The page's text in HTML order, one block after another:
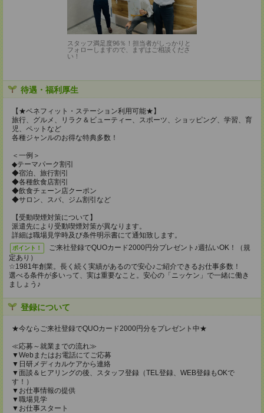
スタッフ満足度96％！担当者がしっかりと
フォローしますので、まずはご相談くださ
い！
待遇・福利厚生
【★ベネフィット・ステーション利用可能★】
旅行、グルメ、リラク＆ビューティー、スポーツ、ショッピング、学習、育
児、ペットなど
各種ジャンルのお得な特典多数！
＜一例＞
◆テーマパーク割引
◆宿泊、旅行割引
◆各種飲食店割引
◆飲食チェーン店クーポン
◆サロン、スパ、ジム割引など
【受動喫煙対策について】
派遣先により受動喫煙対策が異なります。
詳細は職場見学時及び条件明示書にて通知致します。
ポイント！
ご来社登録でQUOカード2000円分プレゼント♪週払いOK！（規
定あり）
☆1981年創業。長く続く実績があるので安心♪ご紹介できるお仕事多数！
選べる条件が多いって、実は重要なこと。安心の「ニッケン」で一緒に働き
ましょう♪
登録について
★今ならご来社登録でQUOカード2000円分をプレゼント中★
≪応募～就業までの流れ≫
▼Webまたはお電話にてご応募
▼日研メディカルケアから連絡
▼面談＆ヒアリングの後、スタッフ登録（TEL登録、WEB登録もOKで
す！）
▼お仕事情報の提供
▼職場見学
▼お仕事スタート